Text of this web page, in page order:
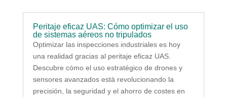
Peritaje eficaz UAS: Cómo optimizar el uso
de sistemas aéreos no tripulados
Optimizar las inspecciones industriales es hoy
una realidad gracias al peritaje eficaz UAS.
Descubre cómo el uso estratégico de drones y
sensores avanzados está revolucionando la
precisión, la seguridad y el ahorro de costes en